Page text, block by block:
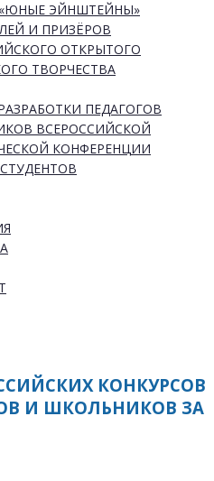
ЭЙНШТЕЙНЫ»
И ПРИЗЁРОВ
ОТКРЫТОГО
ТВОРЧЕСТВА
ПЕДАГОГОВ
ВСЕРОССИЙСКОЙ
КОНФЕРЕНЦИИ
КОНКУРСОВ
И ШКОЛЬНИКОВ ЗА